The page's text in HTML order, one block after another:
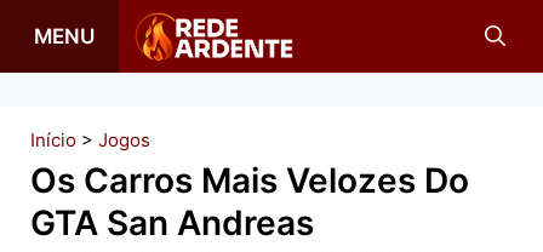
para
conteúdo
MENU
Início > Jogos
Os Carros Mais Velozes Do
GTA San Andreas